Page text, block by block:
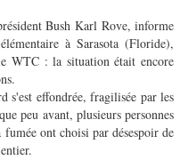
Bush Karl Rove, informe
à Sarasota (Floride),
WTC : la situation était encore
s'est effondrée, fragilisée par les
peu avant, plusieurs personnes
fumée ont choisi par désespoir de